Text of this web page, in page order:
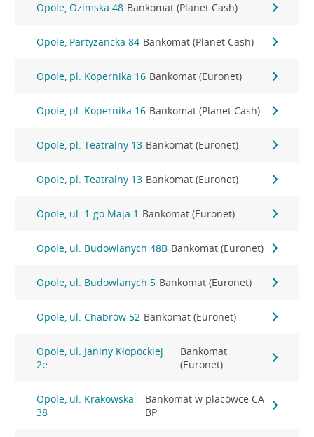
Opole, Ozimska 48 Bankomat (Planet Cash)
Opole, Partyzancka 84 Bankomat (Planet Cash)
Opole, pl. Kopernika 16 Bankomat (Euronet)
Opole, pl. Kopernika 16 Bankomat (Planet Cash)
Opole, pl. Teatralny 13 Bankomat (Euronet)
Opole, pl. Teatralny 13 Bankomat (Euronet)
Opole, ul. 1-go Maja 1 Bankomat (Euronet)
Opole, ul. Budowlanych 48B Bankomat (Euronet)
Opole, ul. Budowlanych 5 Bankomat (Euronet)
Opole, ul. Chabrów 52 Bankomat (Euronet)
Opole, ul. Janiny Kłopockiej
2e
Bankomat
(Euronet)
Opole, ul. Krakowska
38
Bankomat w placówce CA
BP